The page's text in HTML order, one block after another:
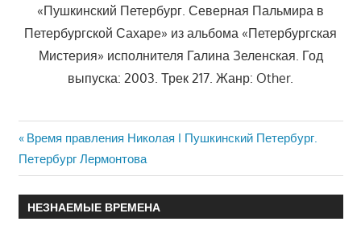
«Пушкинский Петербург. Северная Пальмира в
Петербургской Сахаре» из альбома «Петербургская
Мистерия» исполнителя Галина Зеленская. Год
выпуска: 2003. Трек 217. Жанр: Other.
Навигация
по
записям
Previous
Post:
Время правления Николая I Пушкинский Петербург.
Петербург Лермонтова
НЕЗНАЕМЫЕ ВРЕМЕНА